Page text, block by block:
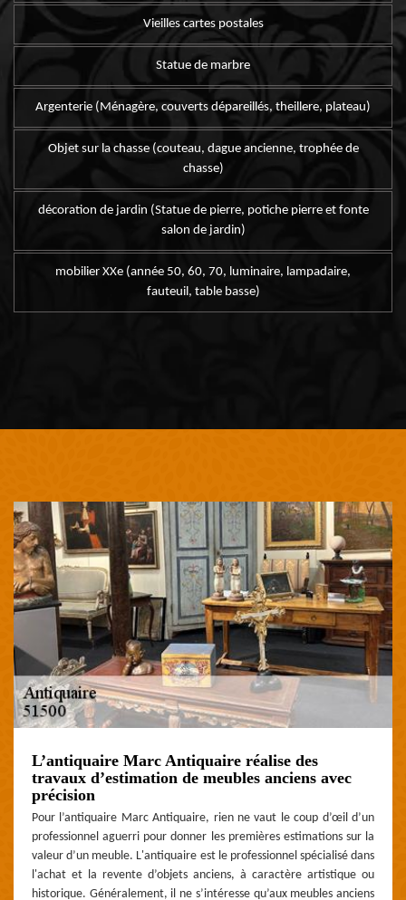
Vieilles cartes postales
Statue de marbre
Argenterie (Ménagère, couverts dépareillés, theillere, plateau)
Objet sur la chasse (couteau, dague ancienne, trophée de
chasse)
décoration de jardin (Statue de pierre, potiche pierre et fonte
salon de jardin)
mobilier XXe (année 50, 60, 70, luminaire, lampadaire,
fauteuil, table basse)
L’antiquaire Marc Antiquaire réalise des
travaux d’estimation de meubles anciens avec
précision
Pour l’antiquaire Marc Antiquaire, rien ne vaut le coup d’œil d’un
professionnel aguerri pour donner les premières estimations sur la
valeur d’un meuble. L'antiquaire est le professionnel spécialisé dans
l'achat et la revente d’objets anciens, à caractère artistique ou
historique. Généralement, il ne s’intéresse qu’aux meubles anciens